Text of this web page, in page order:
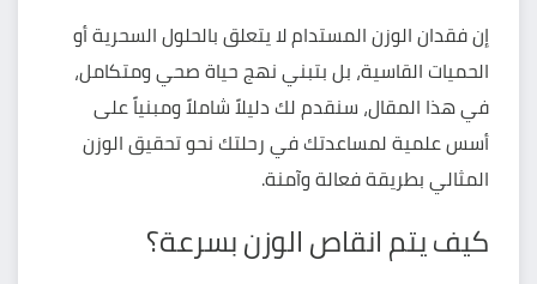
إن فقدان الوزن المستدام لا يتعلق بالحلول السحرية أو
الحميات القاسية، بل بتبني نهج حياة صحي ومتكامل،
في هذا المقال، سنقدم لك دليلاً شاملاً ومبنياً على
أسس علمية لمساعدتك في رحلتك نحو تحقيق الوزن
المثالي بطريقة فعالة وآمنة.
كيف يتم انقاص الوزن بسرعة؟